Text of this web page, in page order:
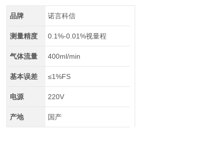
品牌 诺言科信
测量精度 0.1%-0.01%视量程
气体流量 400ml/min
基本误差 ≤1%FS
电源 220V
产地 国产